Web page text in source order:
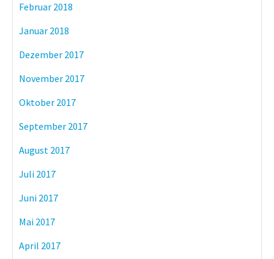
Februar 2018
Januar 2018
Dezember 2017
November 2017
Oktober 2017
September 2017
August 2017
Juli 2017
Juni 2017
Mai 2017
April 2017